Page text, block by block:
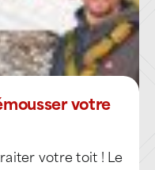
intervient sur
et sur l’ensemble
présentes sur
sur :
votre
votre toit ! Le